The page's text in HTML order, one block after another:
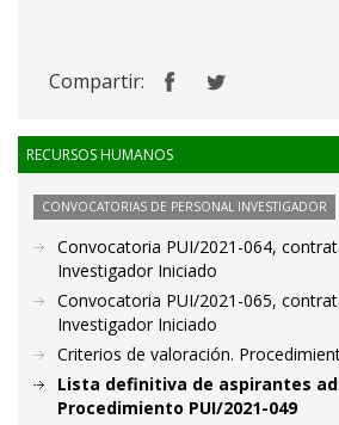
Compartir:
RECURSOS HUMANOS
CONVOCATORIAS DE PERSONAL INVESTIGADOR
Convocatoria PUI/2021-064,
Investigador Iniciado
Convocatoria PUI/2021-065,
Investigador Iniciado
Criterios de valoración.
Lista definitiva de aspirantes
Procedimiento PUI/2021-049